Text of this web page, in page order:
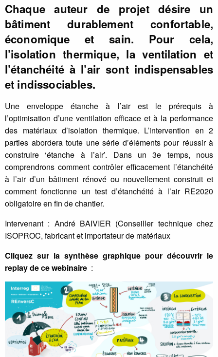
Chaque auteur de projet désire un
bâtiment durablement confortable,
économique et sain. Pour cela,
l’isolation thermique, la ventilation et
l’étanchéité à l’air sont indispensables
et indissociables.
Une enveloppe étanche à l’air est le prérequis à
l’optimisation d’une ventilation efficace et à la performance
des matériaux d’isolation thermique. L’intervention en 2
parties abordera toute une série d’éléments pour réussir à
construire ‘étanche à l’air’. Dans un 3e temps, nous
comprendrons comment contrôler efficacement l’étanchéité
à l’air d’un bâtiment rénové ou nouvellement construit et
comment fonctionne un test d’étanchéité à l’air RE2020
obligatoire en fin de chantier.
Intervenant : André BAIVIER (Conseiller technique chez
ISOPROC, fabricant et importateur de matériaux
Cliquez sur la synthèse graphique pour découvrir le
replay de ce webinaire :